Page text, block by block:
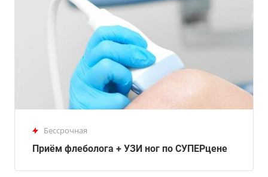
Бессрочная
Приём флеболога + УЗИ ног по СУПЕРцене